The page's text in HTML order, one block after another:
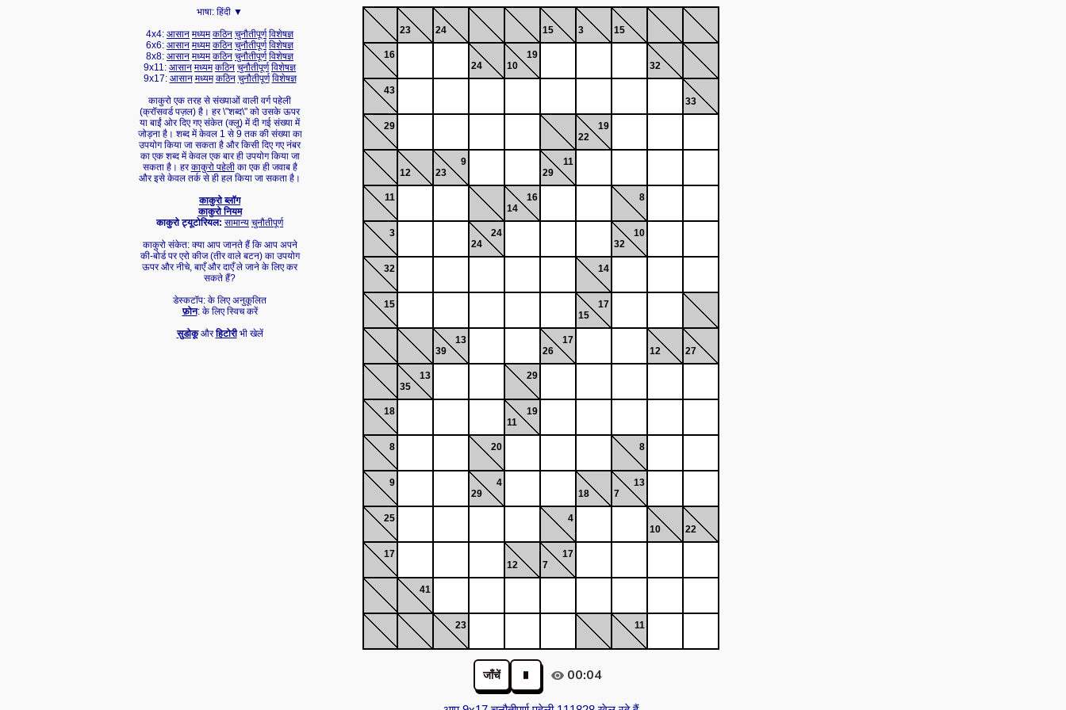
भाषा: हिंदी ▼
4x4: आसान मध्यम कठिन चुनौतीपूर्ण विशेषज्ञ
6x6: आसान मध्यम कठिन चुनौतीपूर्ण विशेषज्ञ
8x8: आसान मध्यम कठिन चुनौतीपूर्ण विशेषज्ञ
9x11: आसान मध्यम कठिन चुनौतीपूर्ण विशेषज्ञ
9x17: आसान मध्यम कठिन चुनौतीपूर्ण विशेषज्ञ
काकुरो एक तरह से संख्याओं वाली वर्ग पहेली
(क्रॉसवर्ड पज़ल) है। हर \"शब्द\" को उसके ऊपर
या बाईं ओर दिए गए संकेत (क्लू) में दी गई संख्या में
जोड़ना है। शब्द में केवल 1 से 9 तक की संख्या का
उपयोग किया जा सकता है और किसी दिए गए नंबर
का एक शब्द में केवल एक बार ही उपयोग किया जा
सकता है। हरकाकुरो पहेलीका एक ही जवाब है
और इसे केवल तर्क से ही हल किया जा सकता है।
काकुरो ब्लॉग
काकुरो नियम
काकुरो ट्यूटोरियल: सामान्य चुनौतीपूर्ण
काकुरो संकेत: क्या आप जानते हैं कि आप अपने
की-बोर्ड पर एरो कीज (तीर वाले बटन) का उपयोग
ऊपर और नीचे, बाएँ और दाएँ ले जाने के लिए कर
सकते हैं?
डेस्कटॉप: के लिए अनुकूलित
फ़ोन: के लिए स्विच करें
सुडोकूऔरहिटोरीभी खेलें
23 24 15 3 15
16
24
19
10
32
43
33
29
19
22
12
9
23
11
29
11
16
14
8
3
24
24
10
32
32 14
15
17
15
13
39
17
26
12 27
13
35
29
18
19
11
8 20 8
9
4
29
18
13
7
25
4
10
22
17
12
17
7
41
23 11
जाँचें 00:04